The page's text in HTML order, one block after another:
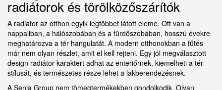
radiátorok és törölközőszárítók
A radiátor az otthon egyik legtöbbet látott eleme. Ott van a
nappaliban, a hálószobában és a fürdőszobában, hosszú évekre
meghatározva a tér hangulatát. A modern otthonokban a fűtés
már nem olyan részlet, amit el kell rejteni. Egy jól megválasztott
design radiátor karaktert adhat az enteriőrnek, kiemelheti a tér
stílusát, és természetes része lehet a lakberendezésnek.
A Senia Group nem tömegtermékekben gondolkodik. Olyan